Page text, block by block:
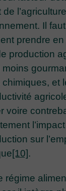
de
Il faut
prendre
production
moins
chimiques, et
voire
sur
[10].
régime